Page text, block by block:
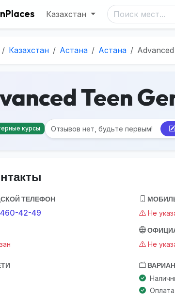
Казахстан
Казахстан Астана Астана
Teen
курсы Отзывов нет, будьте первым!
ТЕЛЕФОН
42-49 Не
Не